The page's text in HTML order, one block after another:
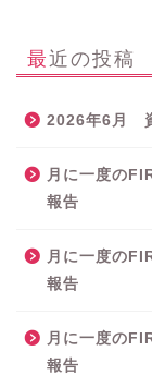
最近の投稿
2026年6月
月に一度の
報告
月に一度の
報告
月に一度の
報告